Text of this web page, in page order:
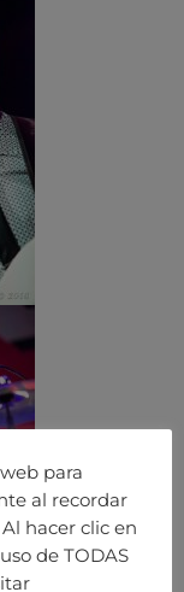
para
al recordar
hacer clic en
de TODAS